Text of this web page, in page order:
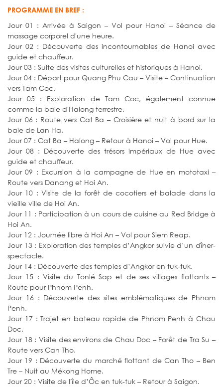
PROGRAMME EN BREF :
Jour 01 : Arrivée à Saigon – Vol pour Hanoi – Séance de
massage corporel d'une heure.
Jour 02 : Découverte des incontournables de Hanoi avec
guide et chauffeur.
Jour 03 : Suite des visites culturelles et historiques à Hanoi.
Jour 04 : Départ pour Quang Phu Cau – Visite – Continuation
vers Tam Coc.
Jour 05 : Exploration de Tam Coc, également connue
comme la baie d'Halong terrestre.
Jour 06 : Route vers Cat Ba – Croisière et nuit à bord sur la
baie de Lan Ha.
Jour 07 : Cat Ba – Halong – Retour à Hanoi – Vol pour Hue.
Jour 08 : Découverte des trésors impériaux de Hue avec
guide et chauffeur.
Jour 09 : Excursion à la campagne de Hue en mototaxi –
Route vers Danang et Hoi An.
Jour 10 : Visite de la forêt de cocotiers et balade dans la
vieille ville de Hoi An.
Jour 11 : Participation à un cours de cuisine au Red Bridge à
Hoi An.
Jour 12 : Journée libre à Hoi An – Vol pour Siem Reap.
Jour 13 : Exploration des temples d’Angkor suivie d’un dîner-
spectacle.
Jour 14 : Découverte des temples d’Angkor en tuk-tuk.
Jour 15 : Visite du Tonlé Sap et de ses villages flottants –
Route pour Phnom Penh.
Jour 16 : Découverte des sites emblématiques de Phnom
Penh.
Jour 17 : Trajet en bateau rapide de Phnom Penh à Chau
Doc.
Jour 18 : Visite des environs de Chau Doc – Forêt de Tra Su –
Route vers Can Tho.
Jour 19 : Découverte du marché flottant de Can Tho – Ben
Tre – Nuit au Mékong Home.
Jour 20 : Visite de l'île d’Ôc en tuk-tuk – Retour à Saigon.